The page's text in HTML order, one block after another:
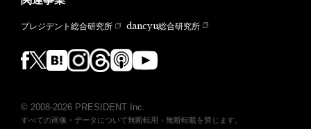
プレジデント総合研究所 dancyu総合研究所
© 2008-2026 PRESIDENT Inc.
すべての画像・データについて無断転用・無断転載を禁じます。